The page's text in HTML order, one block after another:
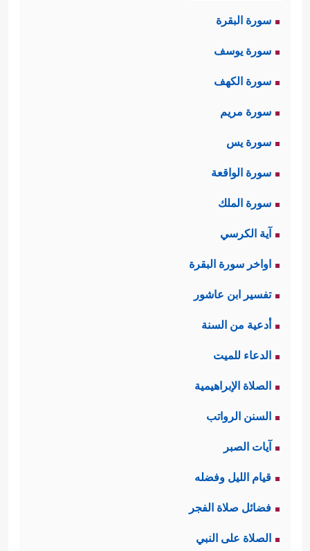
سورة البقرة
سورة يوسف
سورة الكهف
سورة مريم
سورة يس
سورة الواقعة
سورة الملك
آية الكرسي
اواخر سورة البقرة
تفسير ابن عاشور
أدعية من السنة
الدعاء للميت
الصلاة الإبراهيمية
السنن الرواتب
آيات الصبر
قيام الليل وفضله
فضائل صلاة الفجر
الصلاة على النبي